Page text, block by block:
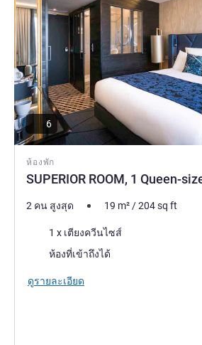
ห้องพัก
SUPERIOR ROOM, 1 Queen-
6
2 คน สูงสุด 19 m²/204sq ft
เครื่องนอน
1 x เตียงควีนไซส์
ห้องที่เข้าถึงได้
ดูรายละเอียด